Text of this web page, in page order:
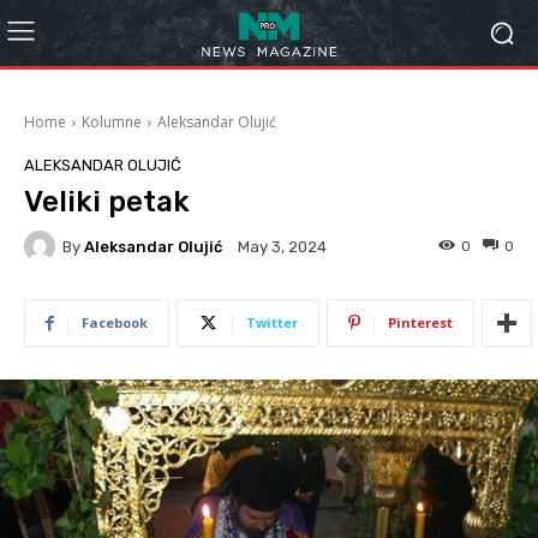
Home Kolumne Aleksandar Olujić
ALEKSANDAR OLUJIĆ
Veliki petak
By Aleksandar Olujić May 3, 2024 0
0
Facebook Twitter Pinterest